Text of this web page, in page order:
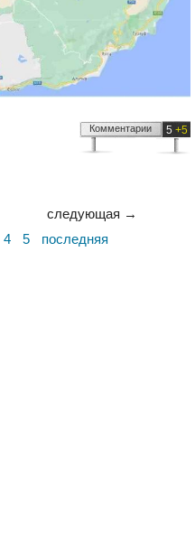
5 +5
Комментарии
следующая →
4 5 последняя